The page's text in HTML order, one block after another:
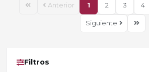
Anterior 1 2 3 4
Siguiente
Filtros